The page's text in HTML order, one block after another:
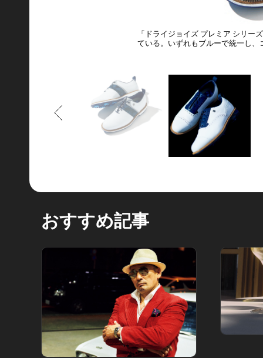
「ドライジョイズ プレミア シリー
ている。いずれもブルーで統一し、
おすすめ記事